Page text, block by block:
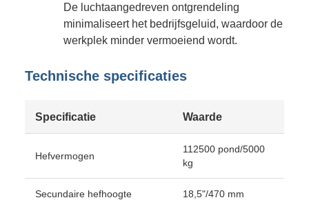
De luchtaangedreven ontgrendeling
minimaliseert het bedrijfsgeluid, waardoor de
werkplek minder vermoeiend wordt.
Technische specificaties
Specificatie Waarde
Hefvermogen
112500 pond/5000
kg
Secundaire hefhoogte 18,5"/470 mm